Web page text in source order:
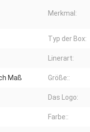
Merkmal:
Typ der Box:
Linerart:
Maß Größe::
Das Logo:
Farbe::